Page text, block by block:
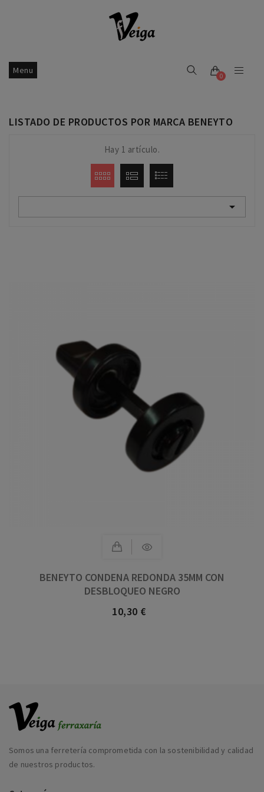
Menu
0
LISTADO DE PRODUCTOS POR MARCA BENEYTO
Hay 1 artículo.

BENEYTO CONDENA REDONDA 35MM CON
DESBLOQUEO NEGRO
Precio
10,30 €
Somos una ferretería comprometida con la sostenibilidad y calidad
de nuestros productos.